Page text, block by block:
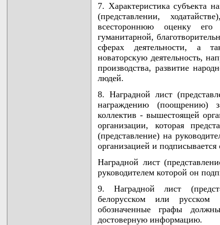
7. Характеристика субъекта
(представлении,
всестороннюю оценку его
гуманитарной,
сферах деятельности, а
новаторскую деятельность,
производства, развитие
людей.
8. Наградной лист
награждению (поощрению)
коллектив - вышестоящей
организации, которая
(представление) на
организацией и подписывается
Наградной лист
руководителем которой он
9. Наградной лист
белорусском или
обозначенные графы
достоверную информацию.